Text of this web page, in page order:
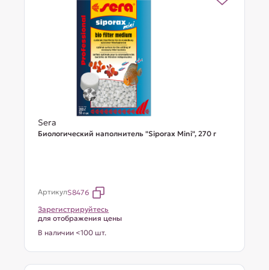
Sera
Биологический наполнитель "Siporax Mini", 270 г
АртикулS8476
Зарегистрируйтесь
для отображения цены
В наличии <100 шт.